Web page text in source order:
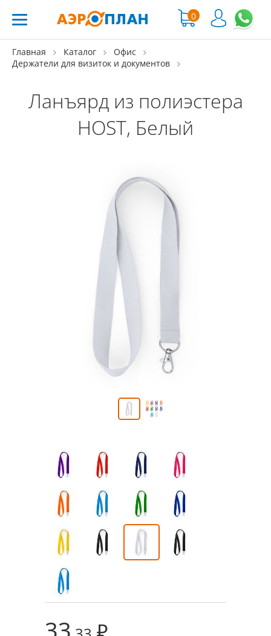
0
Главная Каталог
Офис
Держатели для визиток и документов
Ланъярд из полиэстера
HOST, Белый